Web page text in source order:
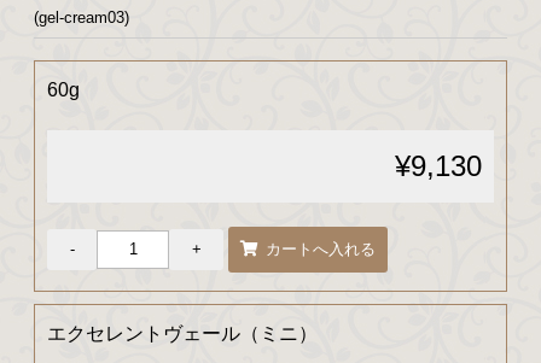
(gel-cream03)
60g
¥9,130
エクセレントヴェール（ミニ）